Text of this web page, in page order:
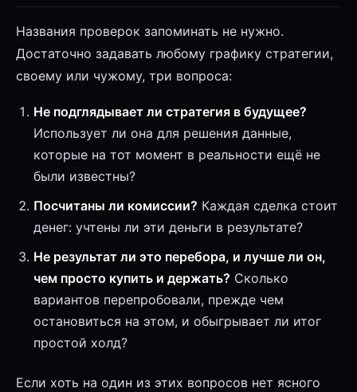
Названия проверок запоминать не нужно.
Достаточно задавать любому графику стратегии,
своему или чужому, три вопроса:
Не подглядывает ли стратегия в будущее?
Использует ли она для решения данные,
которые на тот момент в реальности ещё не
были известны?
Посчитаны ли комиссии? Каждая сделка стоит
денег: учтены ли эти деньги в результате?
Не результат ли это перебора, и лучше ли он,
чем просто купить и держать? Сколько
вариантов перепробовали, прежде чем
остановиться на этом, и обыгрывает ли итог
простой холд?
Если хоть на один из этих вопросов нет ясного